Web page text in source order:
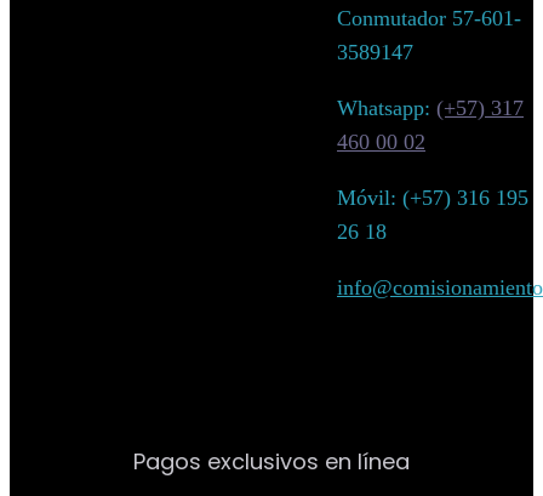
Conmutador 57-601-
3589147
Whatsapp: (+57) 317
460 00 02
Móvil: (+57) 316 195
26 18
Pagos exclusivos en línea